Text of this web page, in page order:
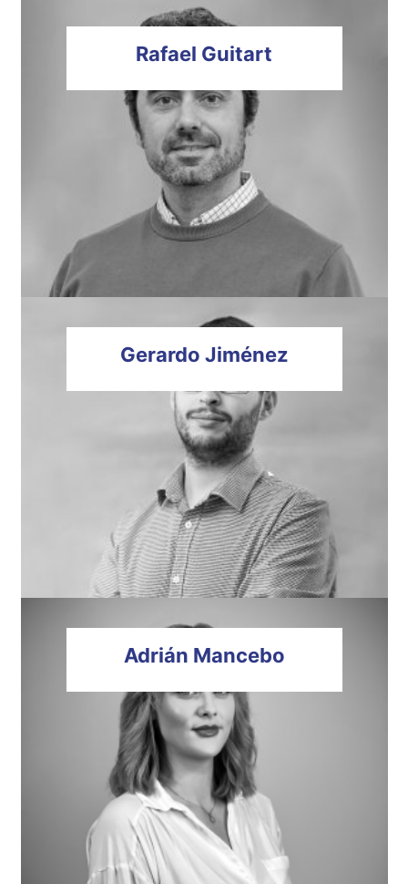
Rafael Guitart
Gerardo Jiménez
Adrián Mancebo